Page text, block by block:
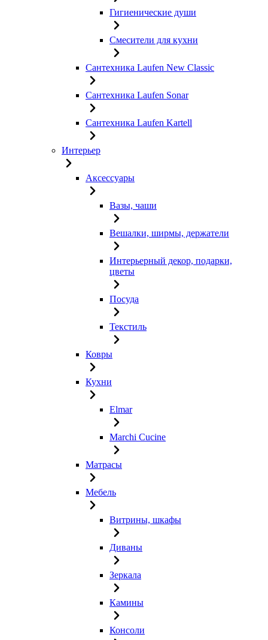
Гигиенические души
Смесители для кухни
Сантехника Laufen New Classic
Сантехника Laufen Sonar
Сантехника Laufen Kartell
Интерьер
Аксессуары
Вазы, чаши
Вешалки, ширмы, держатели
Интерьерный декор, подарки,
цветы
Посуда
Текстиль
Ковры
Кухни
Elmar
Marchi Cucine
Матрасы
Мебель
Витрины, шкафы
Диваны
Зеркала
Камины
Консоли